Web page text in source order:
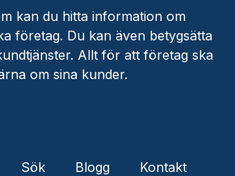
kan du hitta information om
företag. Du kan även betygsätta
Allt för att företag ska
om sina kunder.
Sök Blogg
Kontakt